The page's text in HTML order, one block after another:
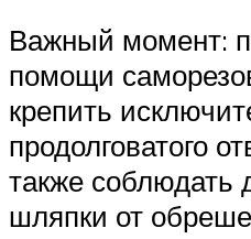
Важный момент:
помощи
крепить
продолговатого
также соблюдать
шляпки от